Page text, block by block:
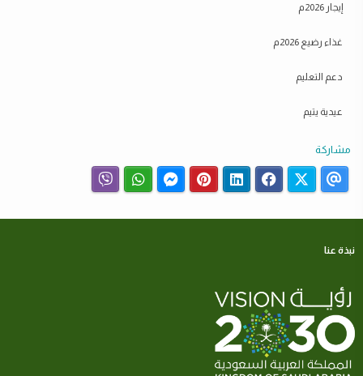
إيجار 2026م
غذاء رضيع 2026م
دعم التعليم
عيدية يتيم
مشاركة
نبذة عنا